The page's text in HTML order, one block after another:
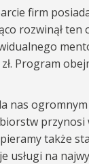
firm
rozwinął
Program
nas
także
na